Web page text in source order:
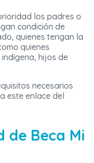
los padres o
condición de
quienes tengan la
quienes
hijos de
necesarios
este enlace del
de Beca Mi